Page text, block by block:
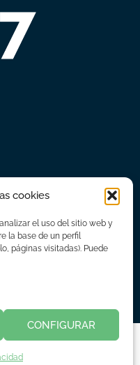
cookies
el uso del sitio web y
la base de un perfil
páginas visitadas). Puede
CONFIGURAR